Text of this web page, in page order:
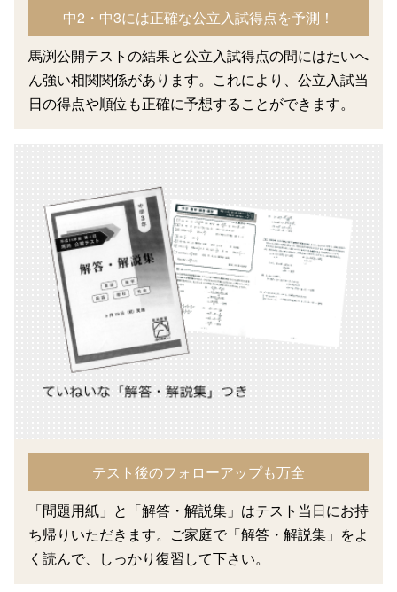
中2・中3には正確な公立入試得点を予測！
馬渕公開テストの結果と公立入試得点の間にはたいへ
ん強い相関関係があります。これにより、公立入試当
日の得点や順位も正確に予想することができます。
テスト後のフォローアップも万全
「問題用紙」と「解答・解説集」はテスト当日にお持
ち帰りいただきます。ご家庭で「解答・解説集」をよ
く読んで、しっかり復習して下さい。